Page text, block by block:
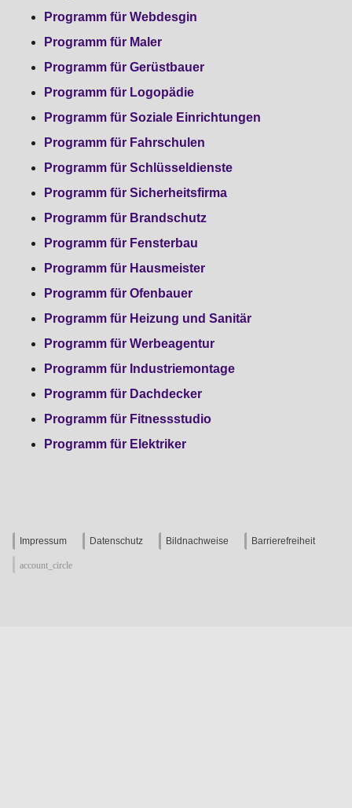
Programm für Webdesgin
Programm für Maler
Programm für Gerüstbauer
Programm für Logopädie
Programm für Soziale Einrichtungen
Programm für Fahrschulen
Programm für Schlüsseldienste
Programm für Sicherheitsfirma
Programm für Brandschutz
Programm für Fensterbau
Programm für Hausmeister
Programm für Ofenbauer
Programm für Heizung und Sanitär
Programm für Werbeagentur
Programm für Industriemontage
Programm für Dachdecker
Programm für Fitnessstudio
Programm für Elektriker
Impressum Datenschutz Bildnachweise Barrierefreiheit
account_circle